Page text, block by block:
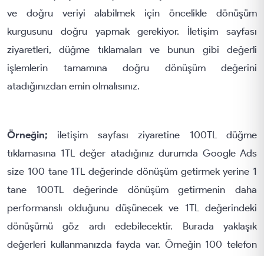
ve doğru veriyi alabilmek için öncelikle dönüşüm
kurgusunu doğru yapmak gerekiyor. İletişim sayfası
ziyaretleri, düğme tıklamaları ve bunun gibi değerli
işlemlerin tamamına doğru dönüşüm değerini
atadığınızdan emin olmalısınız.
Örneğin; iletişim sayfası ziyaretine 100TL düğme
tıklamasına 1TL değer atadığınız durumda Google Ads
size 100 tane 1TL değerinde dönüşüm getirmek yerine 1
tane 100TL değerinde dönüşüm getirmenin daha
performanslı olduğunu düşünecek ve 1TL değerindeki
dönüşümü göz ardı edebilecektir. Burada yaklaşık
değerleri kullanmanızda fayda var. Örneğin 100 telefon